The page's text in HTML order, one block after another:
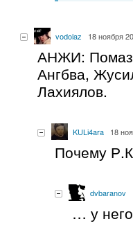
vodolaz 18 ноября
АНЖИ:
Ангбва,
Лахиялов.
KULi4ara 18
Почему
dvbaranov
… у